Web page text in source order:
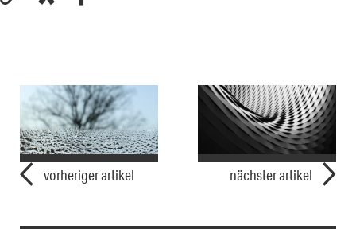
vorheriger artikel nächster artikel